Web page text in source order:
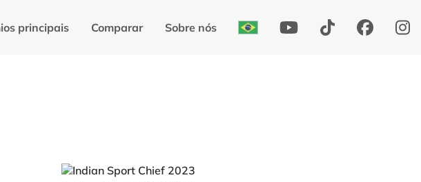
principais Comparar Sobre nós